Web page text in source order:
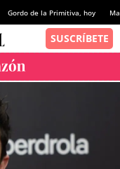
Gordo de la Primitiva, hoy